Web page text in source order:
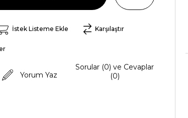
İstek Listeme Ekle Karşılaştır
Yorum Yaz
Sorular (0) ve Cevaplar
(0)